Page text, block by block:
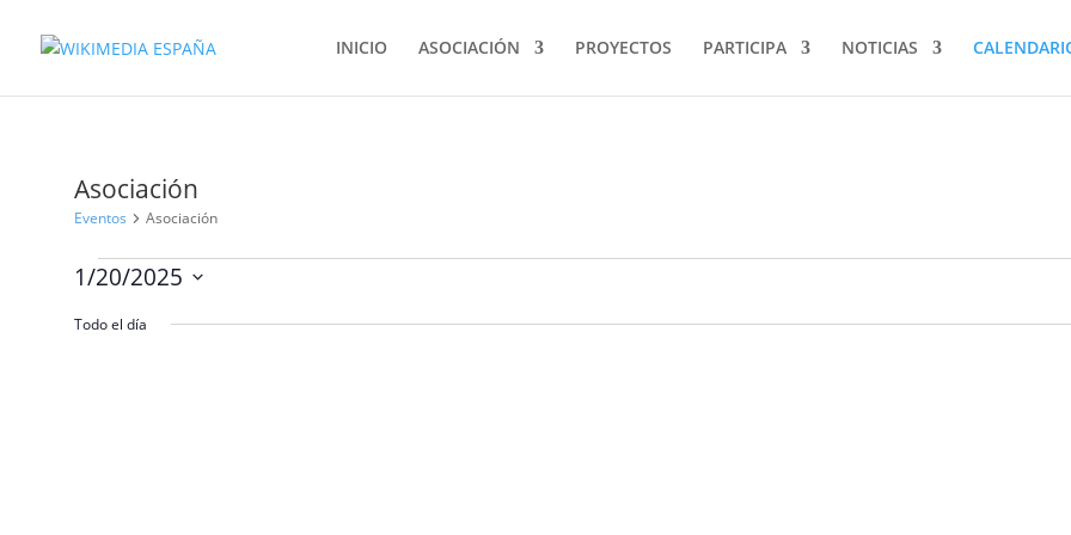
INICIO ASOCIACIÓN PROYECTOS PARTICIPA NOTICIAS
Asociación
Eventos Asociación
Eventos
enero
1/20/2025
la
Todo el día